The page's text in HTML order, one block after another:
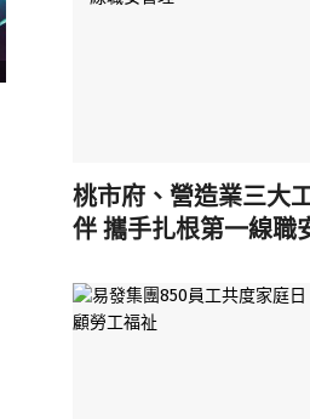
桃市府、營造業三大
伴 攜手扎根第一線職